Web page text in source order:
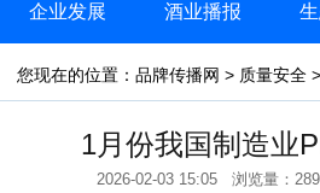
企业发展
酒业播报
您现在的位置： 品牌传播网 > 质量安全
1月份我国制造业
2026-02-03 15:05 浏览量：